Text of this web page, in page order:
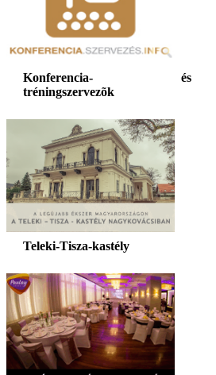
Konferencia- és
tréningszervezõk
Teleki-Tisza-kastély